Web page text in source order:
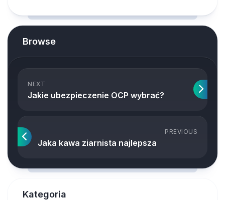
Browse
NEXT
Jakie ubezpieczenie OCP wybrać?
PREVIOUS
Jaka kawa ziarnista najlepsza
Kategoria